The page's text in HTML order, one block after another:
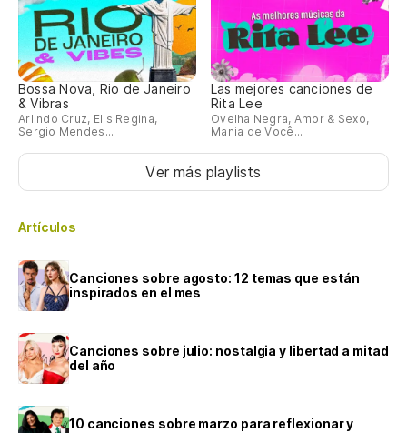
Bossa Nova, Rio de Janeiro
& Vibras
Arlindo Cruz, Elis Regina,
Sergio Mendes...
Las mejores canciones de
Rita Lee
Ovelha Negra, Amor & Sexo,
Mania de Você...
Ver más playlists
Artículos
Canciones sobre agosto: 12 temas que están
inspirados en el mes
Canciones sobre julio: nostalgia y libertad a mitad
del año
10 canciones sobre marzo para reflexionar y